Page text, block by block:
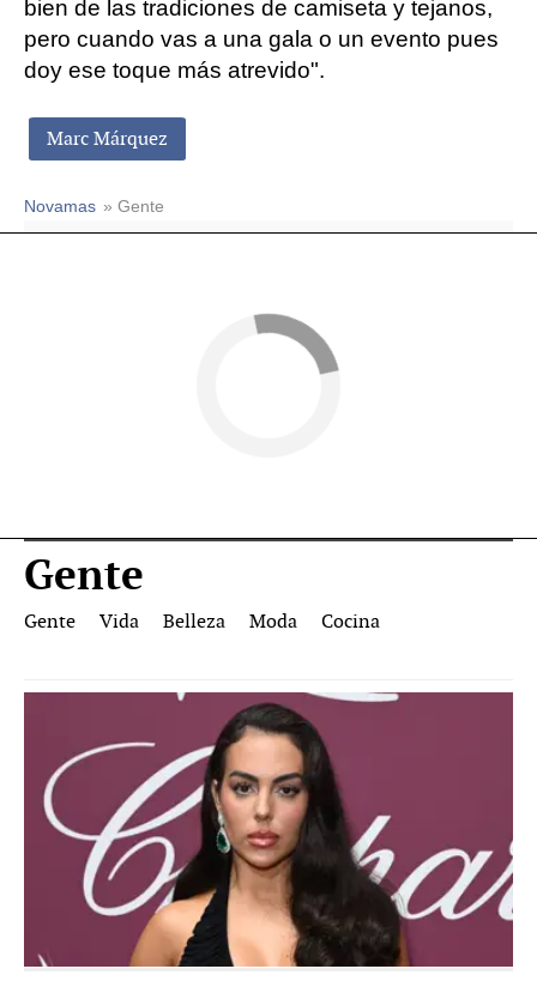
bien de las tradiciones de camiseta y tejanos,
pero cuando vas a una gala o un evento pues
doy ese toque más atrevido".
Marc Márquez
Novamas » Gente
Gente
Gente Vida Belleza Moda Cocina